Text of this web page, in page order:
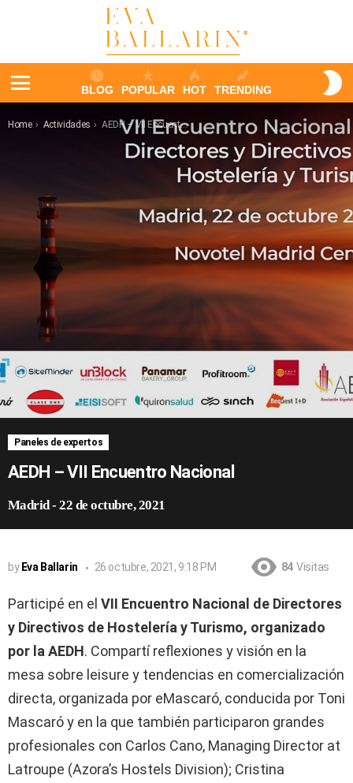
BLOG POPULAR HOT TRENDING
You are here:
Home Actividades AEDH – VII Encuentro Nacional
Paneles de expertos
AEDH – VII Encuentro Nacional
Madrid-22 de octubre, 2021
by Eva Ballarin 26 octubre, 2021, 9:18 PM 84 Visitas
Participé en el VII Encuentro Nacional de Directores
y Directivos de Hostelería y Turismo, organizado
por la AEDH. Compartí reflexiones y visión en la
mesa sobre leisure y tendencias en comercialización
directa, organizada por eMascaró, conducida por Toni
Mascaró y en la que también participaron grandes
profesionales con Carlos Cano, Managing Director at
Latroupe (Azora’s Hostels Division); Cristina